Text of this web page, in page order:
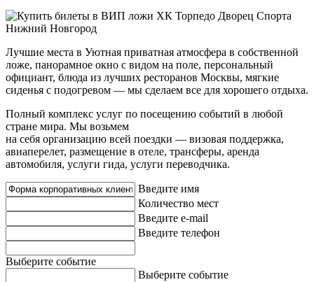
Лучшие места в Уютная приватная атмосфера в собственной
ложе, панорамное окно с видом на поле, персональный
официант, блюда из лучших ресторанов Москвы, мягкие
сиденья с подогревом — мы сделаем все для хорошего отдыха.
Полный комплекс услуг по посещению событий в любой
стране мира. Мы возьмем
на себя организацию всей поездки — визовая поддержка,
авиаперелет, размещение в отеле, трансферы, аренда
автомобиля, услуги гида, услуги переводчика.
Введите имя
Количество мест
Введите e-mail
Введите телефон
Выберите событие
Выберите событие